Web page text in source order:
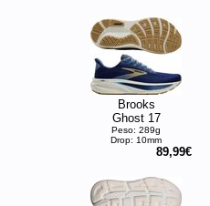
Brooks
Ghost 17
Peso: 289g
Drop: 10mm
89,99€